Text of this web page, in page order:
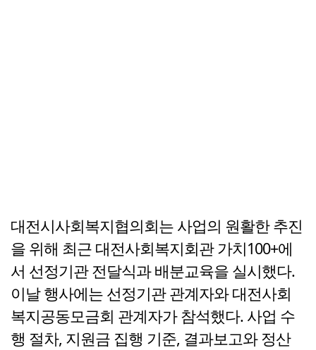
대전시사회복지협의회는 사업의 원활한 추진
을 위해 최근 대전사회복지회관 가치100+에
서 선정기관 전달식과 배분교육을 실시했다.
이날 행사에는 선정기관 관계자와 대전사회
복지공동모금회 관계자가 참석했다. 사업 수
행 절차, 지원금 집행 기준, 결과보고와 정산